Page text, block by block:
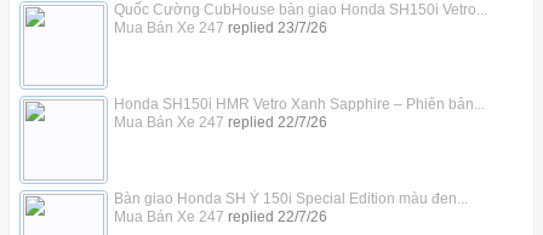
Quốc Cường CubHouse bàn giao Honda SH150i Vetro...
Mua Bán Xe 247 replied 23/7/26
Honda SH150i HMR Vetro Xanh Sapphire – Phiên bản...
Mua Bán Xe 247 replied 22/7/26
Bàn giao Honda SH Ý 150i Special Edition màu đen...
Mua Bán Xe 247 replied 22/7/26